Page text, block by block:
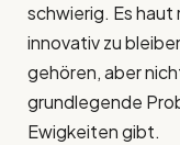
schwierig. Es haut
innovativ zu
gehören, aber
grundlegende
Ewigkeiten gibt.